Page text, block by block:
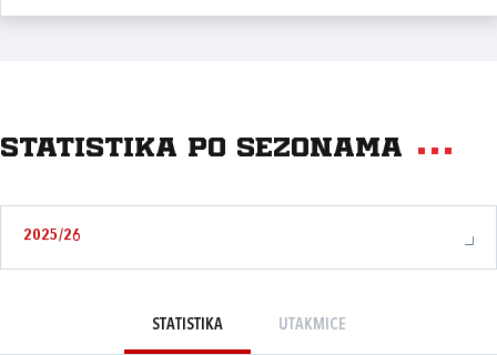
Statistika po sezonama
2025/26
STATISTIKA UTAKMICE